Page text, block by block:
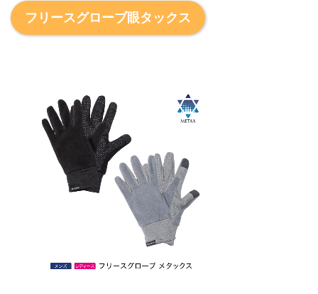
フリースグローブ眼タックス